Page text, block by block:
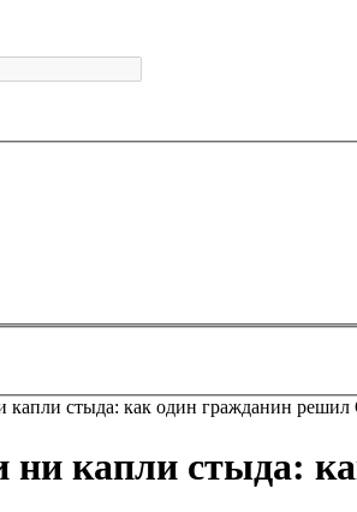
стыда: как один гражданин
капли стыда: